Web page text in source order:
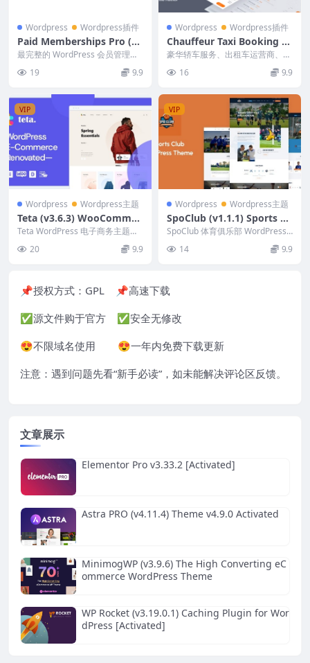
Wordpress Wordpress插件
Paid Memberships Pro (v
3.3.3) + All Addons Pack
最完整的 WordPress 会员管理和
会员订阅插件。限制内容，通过定
期付款管理...
19 9.9
Wordpress Wordpress插件
Chauffeur Taxi Booking Sy
stem for WordPress v8.1
豪华轿车服务、出租车运营商、汽
车租赁。无论您选择哪种业务，司
机出租车预订系统都是...
16 9.9
VIP
Wordpress Wordpress主题
Teta (v3.6.3) WooCommer
ce WordPress Theme
Teta WordPress 电子商务主题，
是功能强大、轻量级且外观最美观
的下一...
20 9.9
VIP
Wordpress Wordpress主题
SpoClub (v1.1.1) Sports Cl
ub WordPress Theme
SpoClub 体育俱乐部 WordPress
主题是适合体育俱乐部、联赛经理
的... 14 9.9
📌授权方式： GPL 📌高速下载
✅源文件购于官方 ✅安全无修改
😍不限域名使用 😍一年内免费下载更新
注意：遇到问题先看“新手必读”，如未能解决评论区反馈。
文章展示
Elementor Pro v3.33.2 [Activated]
Astra PRO (v4.11.4) Theme v4.9.0 Activated
MinimogWP (v3.9.6) The High Converting eC
ommerce WordPress Theme
WP Rocket (v3.19.0.1) Caching Plugin for Wor
dPress [Activated]